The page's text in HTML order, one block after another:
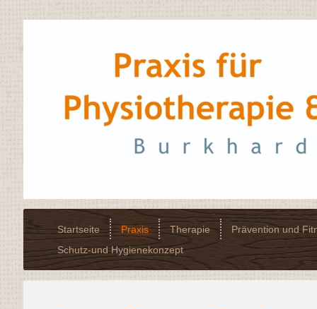
Startseite Praxis Therapie
Prävention und
Schutz-und Hygienekonzept